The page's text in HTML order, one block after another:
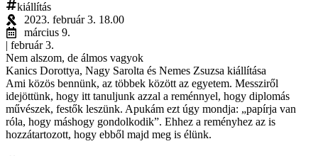
kiállítás
2023. február 3. 18.00
március 9.
| február 3.
Nem alszom, de álmos vagyok
Kanics Dorottya, Nagy Sarolta és Nemes Zsuzsa kiállítása
Ami közös bennünk, az többek között az egyetem. Messziről
idejöttünk, hogy itt tanuljunk azzal a reménnyel, hogy diplomás
művészek, festők leszünk. Apukám ezt úgy mondja: „papírja van
róla, hogy máshogy gondolkodik”. Ehhez a reményhez az is
hozzátartozott, hogy ebből majd meg is élünk.